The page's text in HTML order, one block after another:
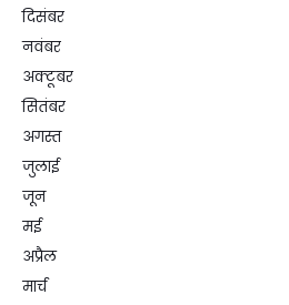
दिसंबर
नवंबर
अक्टूबर
सितंबर
अगस्त
जुलाई
जून
मई
अप्रैल
मार्च